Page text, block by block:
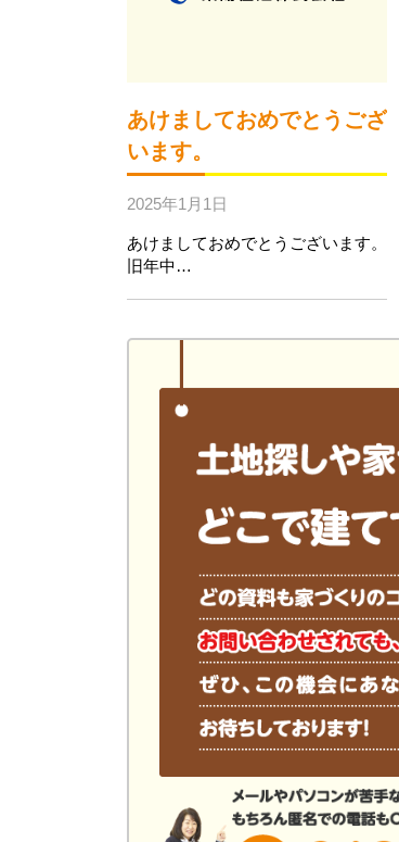
あけましておめでとうござ
います。
2025年1月1日
あけましておめでとうございます。
旧年中…